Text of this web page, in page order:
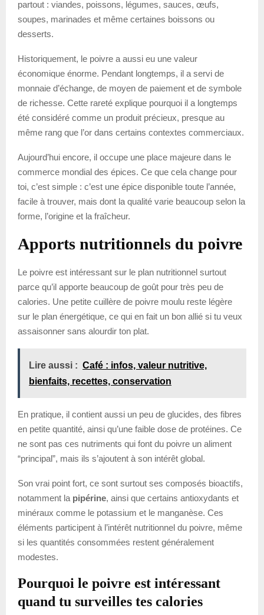
partout : viandes, poissons, légumes, sauces, œufs,
soupes, marinades et même certaines boissons ou
desserts.
Historiquement, le poivre a aussi eu une valeur
économique énorme. Pendant longtemps, il a servi de
monnaie d’échange, de moyen de paiement et de symbole
de richesse. Cette rareté explique pourquoi il a longtemps
été considéré comme un produit précieux, presque au
même rang que l’or dans certains contextes commerciaux.
Aujourd’hui encore, il occupe une place majeure dans le
commerce mondial des épices. Ce que cela change pour
toi, c’est simple : c’est une épice disponible toute l’année,
facile à trouver, mais dont la qualité varie beaucoup selon la
forme, l’origine et la fraîcheur.
Apports nutritionnels du poivre
Le poivre est intéressant sur le plan nutritionnel surtout
parce qu’il apporte beaucoup de goût pour très peu de
calories. Une petite cuillère de poivre moulu reste légère
sur le plan énergétique, ce qui en fait un bon allié si tu veux
assaisonner sans alourdir ton plat.
Lire aussi : Café : infos, valeur nutritive,
bienfaits, recettes, conservation
En pratique, il contient aussi un peu de glucides, des fibres
en petite quantité, ainsi qu’une faible dose de protéines. Ce
ne sont pas ces nutriments qui font du poivre un aliment
“principal”, mais ils s’ajoutent à son intérêt global.
Son vrai point fort, ce sont surtout ses composés bioactifs,
notamment la pipérine, ainsi que certains antioxydants et
minéraux comme le potassium et le manganèse. Ces
éléments participent à l’intérêt nutritionnel du poivre, même
si les quantités consommées restent généralement
modestes.
Pourquoi le poivre est intéressant
quand tu surveilles tes calories